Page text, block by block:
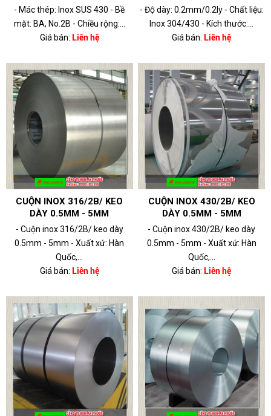
- Mác thép: Inox SUS 430 - Bề
mặt: BA, No.2B - Chiều rộng:...
Giá bán: Liên hệ
- Độ dày: 0.2mm/0.2ly - Chất liệu:
Inox 304/430 - Kích thước:...
Giá bán: Liên hệ
CUỘN INOX 316/2B/ KEO
DÀY 0.5MM - 5MM
- Cuộn inox 316/2B/ keo dày
0.5mm - 5mm - Xuất xứ: Hàn
Quốc,...
Giá bán: Liên hệ
CUỘN INOX 430/2B/ KEO
DÀY 0.5MM - 5MM
- Cuộn inox 430/2B/ keo dày
0.5mm - 5mm - Xuất xứ: Hàn
Quốc,...
Giá bán: Liên hệ